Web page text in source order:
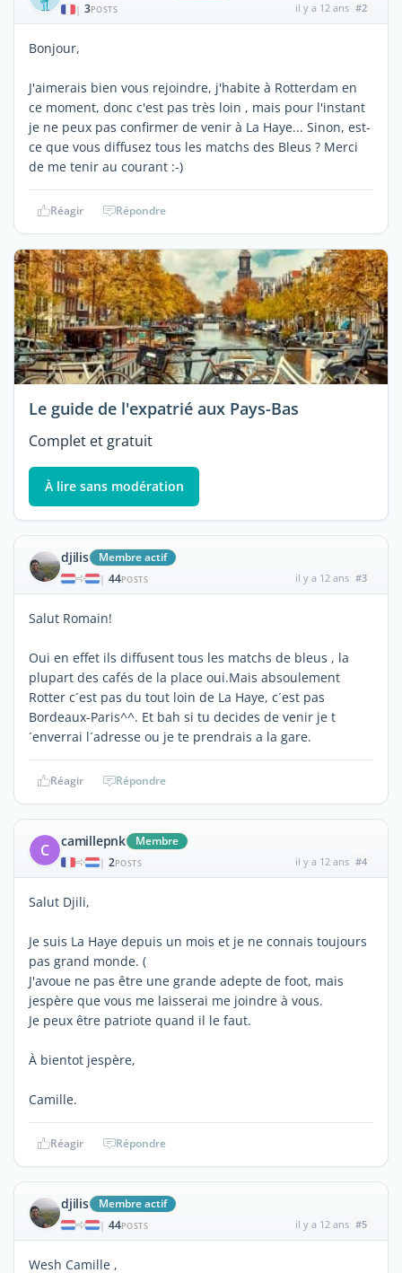
| 3POSTS il y a 12 ans #2
Bonjour,
J'aimerais bien vous rejoindre, j'habite à Rotterdam en
ce moment, donc c'est pas très loin , mais pour l'instant
je ne peux pas confirmer de venir à La Haye... Sinon, est-
ce que vous diffusez tous les matchs des Bleus ? Merci
de me tenir au courant :-)
Réagir Répondre
Le guide de l'expatrié aux Pays-Bas
Complet et gratuit
À lire sans modération
djilis Membre actif
| 44POSTS il y a 12 ans #3
Salut Romain!
Oui en effet ils diffusent tous les matchs de bleus , la
plupart des cafés de la place oui.Mais absoulement
Rotter c´est pas du tout loin de La Haye, c´est pas
Bordeaux-Paris^^. Et bah si tu decides de venir je t
´enverrai l´adresse ou je te prendrais a la gare.
Réagir Répondre
C camillepnk Membre
| 2POSTS il y a 12 ans #4
Salut Djili,
Je suis La Haye depuis un mois et je ne connais toujours
pas grand monde. (
J'avoue ne pas être une grande adepte de foot, mais
jespère que vous me laisserai me joindre à vous.
Je peux être patriote quand il le faut.
À bientot jespère,
Camille.
Réagir Répondre
djilis Membre actif
| 44POSTS il y a 12 ans #5
Wesh Camille ,